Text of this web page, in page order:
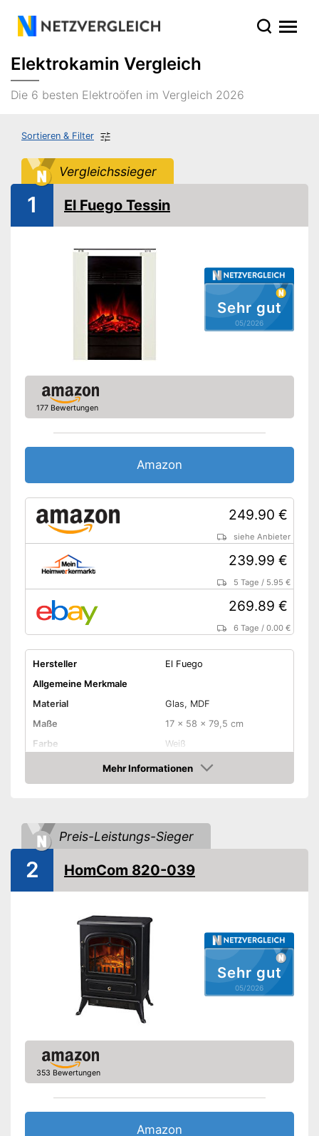
Elektrokamin Vergleich
Die 6 besten Elektroöfen im Vergleich 2026
Sortieren & Filter
Vergleichssieger
Sehr gut
05/2026
1 El Fuego Tessin
177 Bewertungen
Amazon
249.90 €
siehe Anbieter
239.99 €
5 Tage / 5.95 €
269.89 €
6 Tage /0.00 €
Hersteller
El Fuego
Allgemeine Merkmale
Material
Glas, MDF
Maße
17 x 58 x 79,5 cm
Farbe
Weiß
21,5 kg
Produkteigenschaften
Leistung maximal
1.800 W
Überhitzungsschutz
Länge Kabel
Überhitzungsschutz nicht zu
Lässt sich per Fernbedienung
Amazon Lieferzeit
siehe Anbieter
Mehr Informationen
Amazon
Preis-Leistungs-Sieger
Sehr gut
05/2026
2 HomCom 820-039
353 Bewertungen
Amazon